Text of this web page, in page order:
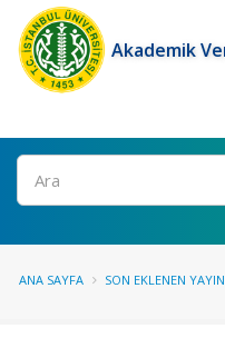
Akademik
Ara
ANA SAYFA SON EKLENEN